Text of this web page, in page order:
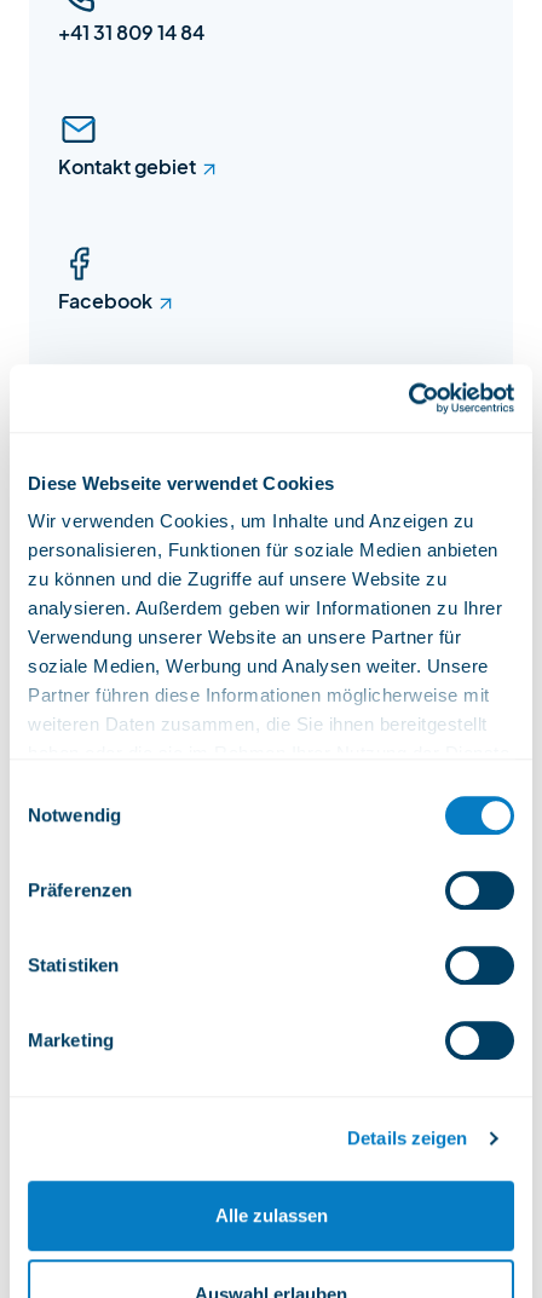
Diese Webseite verwendet Cookies
Wir verwenden Cookies, um Inhalte und Anzeigen zu
personalisieren, Funktionen für soziale Medien anbieten
zu können und die Zugriffe auf unsere Website zu
analysieren. Außerdem geben wir Informationen zu Ihrer
Verwendung unserer Website an unsere Partner für
soziale Medien, Werbung und Analysen weiter. Unsere
Partner führen diese Informationen möglicherweise mit
weiteren Daten zusammen, die Sie ihnen bereitgestellt
Notwendig
Präferenzen
Statistiken
Marketing
Details zeigen
Alle zulassen
+41 31 809 14 84
Kontakt gebiet
Facebook
Webseite
Status des Aufstiegs Geschlossen
0/ 3
19°
Ve Me
Gantrisch Gurnigel